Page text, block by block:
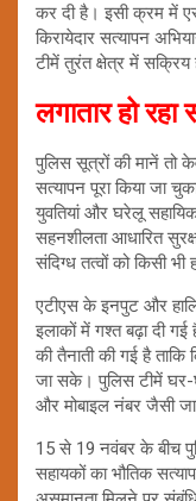
कर दी है। इसी क्रम में
किरायेदार सत्यापन
टीमें तुरंत क्षेत्र में सक्रिय
लगातार हो रहा
पुलिस सूत्रों की मानें तो
सत्यापन पूरा किया जा
युवतियां और घरेलू
सहनशीलता आधारित
संदिग्ध तत्वों को किसी
एटीएस के इनपुट और
इलाकों में गश्त बढ़ा दी
की तैनाती की गई है ताकि
जा सके। पुलिस टीमें घर-
और मोबाइल नंबर जैसी
15 से 19 नवंबर के बीच
सहायकों का भौतिक